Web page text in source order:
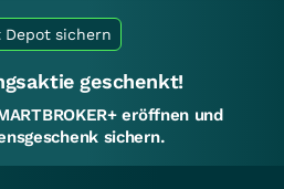
Depot sichern
geschenkt!
eröffnen und
sichern.